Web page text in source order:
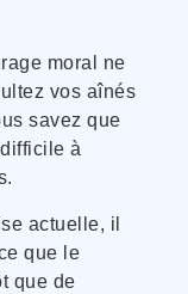
moral ne
vos aînés
savez que
à
actuelle, il
que le
que de